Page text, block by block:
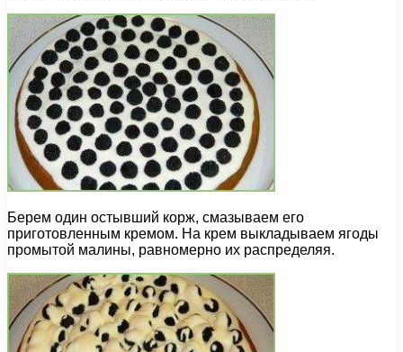
Берем один остывший корж, смазываем его
приготовленным кремом. На крем выкладываем ягоды
промытой малины, равномерно их распределяя.